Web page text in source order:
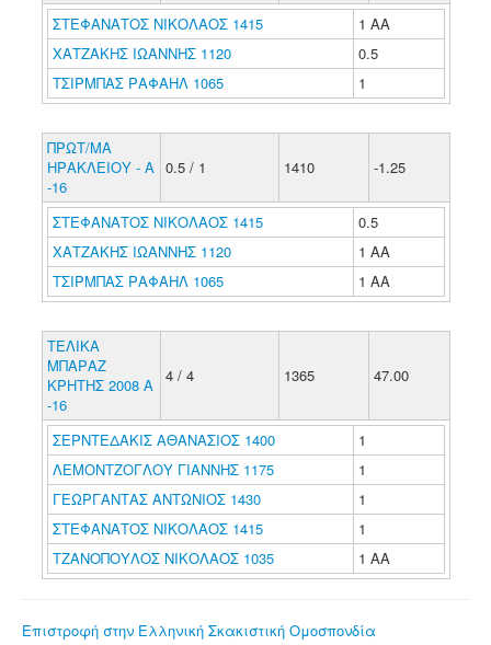
ΣΤΕΦΑΝΑΤΟΣ ΝΙΚΟΛΑΟΣ 1415
1 ΑΑ
ΧΑΤΖΑΚΗΣ ΙΩΑΝΝΗΣ 1120
0.5
ΤΣΙΡΜΠΑΣ ΡΑΦΑΗΛ 1065
1
ΠΡΩΤ/ΜΑ
ΗΡΑΚΛΕΙΟΥ - Α
-16
0.5 / 1 1410 -1.25
ΣΤΕΦΑΝΑΤΟΣ ΝΙΚΟΛΑΟΣ 1415
0.5
ΧΑΤΖΑΚΗΣ ΙΩΑΝΝΗΣ 1120
1 ΑΑ
ΤΣΙΡΜΠΑΣ ΡΑΦΑΗΛ 1065
1 ΑΑ
ΤΕΛΙΚΑ
ΜΠΑΡΑΖ
ΚΡΗΤΗΣ 2008 Α
-16
4 / 4 1365 47.00
ΣΕΡΝΤΕΔΑΚΙΣ ΑΘΑΝΑΣΙΟΣ 1400
1
ΛΕΜΟΝΤΖΟΓΛΟΥ ΓΙΑΝΝΗΣ 1175
1
ΓΕΩΡΓΑΝΤΑΣ ΑΝΤΩΝΙΟΣ 1430
1
ΣΤΕΦΑΝΑΤΟΣ ΝΙΚΟΛΑΟΣ 1415
1
ΤΖΑΝΟΠΟΥΛΟΣ ΝΙΚΟΛΑΟΣ 1035
1 ΑΑ
Επιστροφή στην Ελληνική Σκακιστική Ομοσπονδία